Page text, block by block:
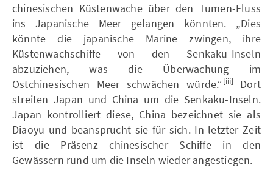
chinesischen Küstenwache über den Tumen-Fluss
ins Japanische Meer gelangen könnten. „Dies
könnte die japanische Marine zwingen, ihre
Küstenwachschiffe von den Senkaku-Inseln
abzuziehen, was die Überwachung im
Ostchinesischen Meer schwächen würde.“[iii] Dort
streiten Japan und China um die Senkaku-Inseln.
Japan kontrolliert diese, China bezeichnet sie als
Diaoyu und beansprucht sie für sich. In letzter Zeit
ist die Präsenz chinesischer Schiffe in den
Gewässern rund um die Inseln wieder angestiegen.